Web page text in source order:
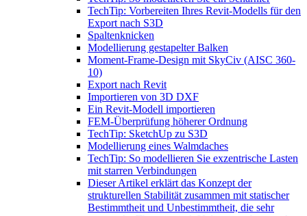
TechTip: Vorbereiten Ihres Revit-Modells für den
Export nach S3D
Spaltenknicken
Modellierung gestapelter Balken
Moment-Frame-Design mit SkyCiv (AISC 360-
10)
Export nach Revit
Importieren von 3D DXF
Ein Revit-Modell importieren
FEM-Überprüfung höherer Ordnung
TechTip: SketchUp zu S3D
Modellierung eines Walmdaches
TechTip: So modellieren Sie exzentrische Lasten
mit starren Verbindungen
Dieser Artikel erklärt das Konzept der
strukturellen Stabilität zusammen mit statischer
Bestimmtheit und Unbestimmtheit, die sehr